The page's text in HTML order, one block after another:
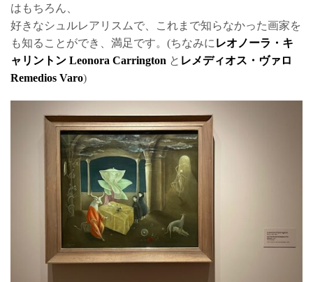
はもちろん、
好きなシュルレアリスムで、これまで知らなかった画家を
も知ることができ、満足です。(ちなみに レオノーラ・キ
ャリントン Leonora Carrington と レメディオス・ヴァロ
Remedios Varo)